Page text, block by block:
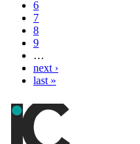
6
7
8
9
…
next ›
last »